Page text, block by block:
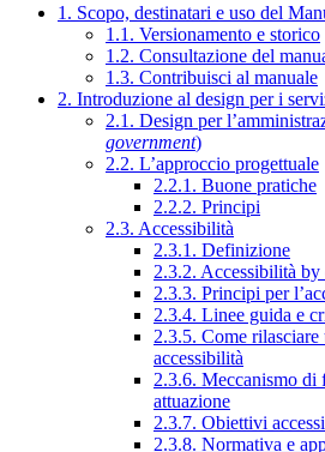
1. Scopo, destinatari e uso del
1.1. Versionamento e storico
1.2. Consultazione del
1.3. Contribuisci al manuale
2. Introduzione al design per i
2.1. Design per
government)
2.2. L’approccio progettuale
2.2.1. Buone pratiche
2.2.2. Principi
2.3. Accessibilità
2.3.1. Definizione
2.3.2. Accessibilità by
2.3.3. Principi per
2.3.4. Linee guida e
2.3.5. Come
accessibilità
2.3.6. Meccanismo di
attuazione
2.3.7. Obiettivi
2.3.8. Normativa e